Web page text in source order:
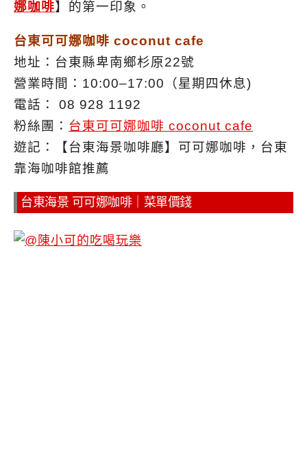
娜咖啡】的第一印象。
台東可可娜咖啡 coconut cafe
地址：台東縣卑南鄉杉原22號
營業時間：10:00–17:00（星期四休息)
電話： 08 928 1192
粉絲團： 台東可可娜咖啡 coconut cafe
遊記：【台東海景咖啡廳】可可娜咖啡，台東
靠海咖啡館推薦
台東海景 可可娜咖啡｜菜單價錢